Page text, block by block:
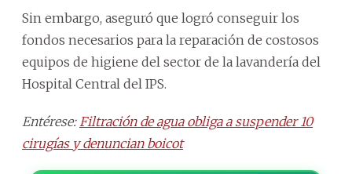
Sin embargo, aseguró que logró conseguir los
fondos necesarios para la reparación de costosos
equipos de higiene del sector de la lavandería del
Hospital Central del IPS.
Entérese: Filtración de agua obliga a suspender 10
cirugías y denuncian boicot